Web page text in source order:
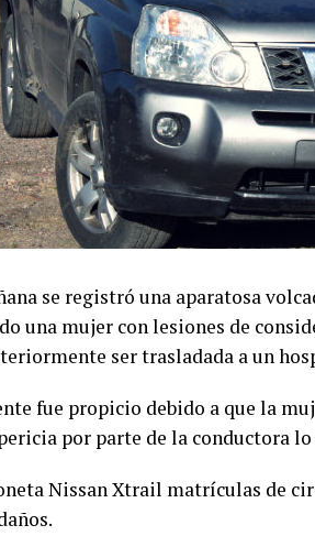
se registró una aparatosa
una mujer con lesiones de
ser trasladada a un
fue propicio debido a que la
por parte de la conductora
Nissan Xtrail matrículas de